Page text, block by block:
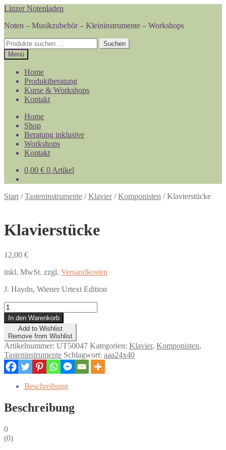
Zur
springen
Zum
springen
Linzer Notenladen
Noten – Musikzubehör – Kleininstrumente – Workshops
Suchen
nach:
Suchen
Menü
Home
Produktberatung
Kurse & Workshops
Kontakt
Home
Shop
Beratung inklusive
Workshops
Kontakt
0,00 € 0 Artikel
Start /Tasteninstrumente /Klavier/Komponisten /Klavierstücke
Klavierstücke
12,00 €
inkl. MwSt. zzgl. Versandkosten
J. Haydn, Wiener Urtext Edition
Klavierstücke
Menge
In den Warenkorb
Add to Wishlist
Remove from Wishlist
Artikelnummer: UT50047 Kategorien: Klavier, Komponisten,
Tasteninstrumente Schlagwort: aaa24x40
Beschreibung
Beschreibung
0
(0)